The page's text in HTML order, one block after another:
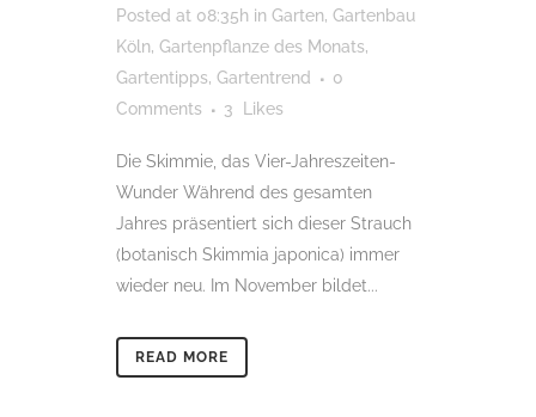
Posted at 08:35h in Garten, Gartenbau
Köln, Gartenpflanze des Monats,
Gartentipps, Gartentrend
0
Comments
3 Likes
Die Skimmie, das Vier-Jahreszeiten-
Wunder Während des gesamten
Jahres präsentiert sich dieser Strauch
(botanisch Skimmia japonica) immer
wieder neu. Im November bildet...
READ MORE